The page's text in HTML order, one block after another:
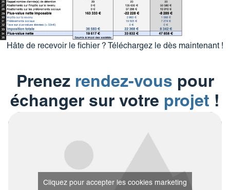
Hâte de recevoir le fichier ? Téléchargez le dès maintenant !
Prenez rendez-vous pour
échanger sur votre projet !
Cliquez pour accepter les cookies marketing